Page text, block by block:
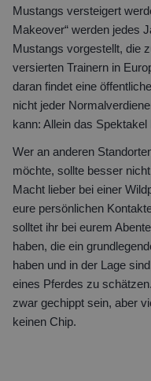
Mustangs versteigert
Makeover“ werden jedes
Mustangs vorgestellt, die
versierten Trainern in
daran findet eine
nicht jeder
kann: Allein das
Wer an anderen
möchte, sollte besser
Macht lieber bei einer
eure persönlichen
solltet ihr bei eurem
haben, die ein
haben und in der Lage
eines Pferdes zu
zwar gechippt sein, aber
keinen Chip.